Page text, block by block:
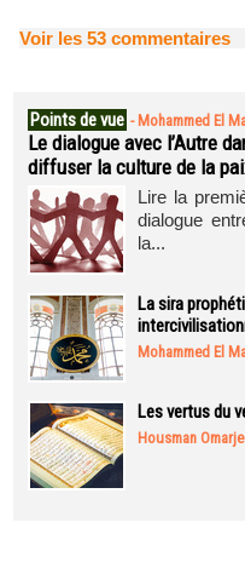
Voir les 53 commentaires
Points de vue - Mohammed El
Le dialogue avec l’Autre
diffuser la culture de la
Lire la
dialogue
la...
La sira
Mohammed El
Les vertus du
Housman